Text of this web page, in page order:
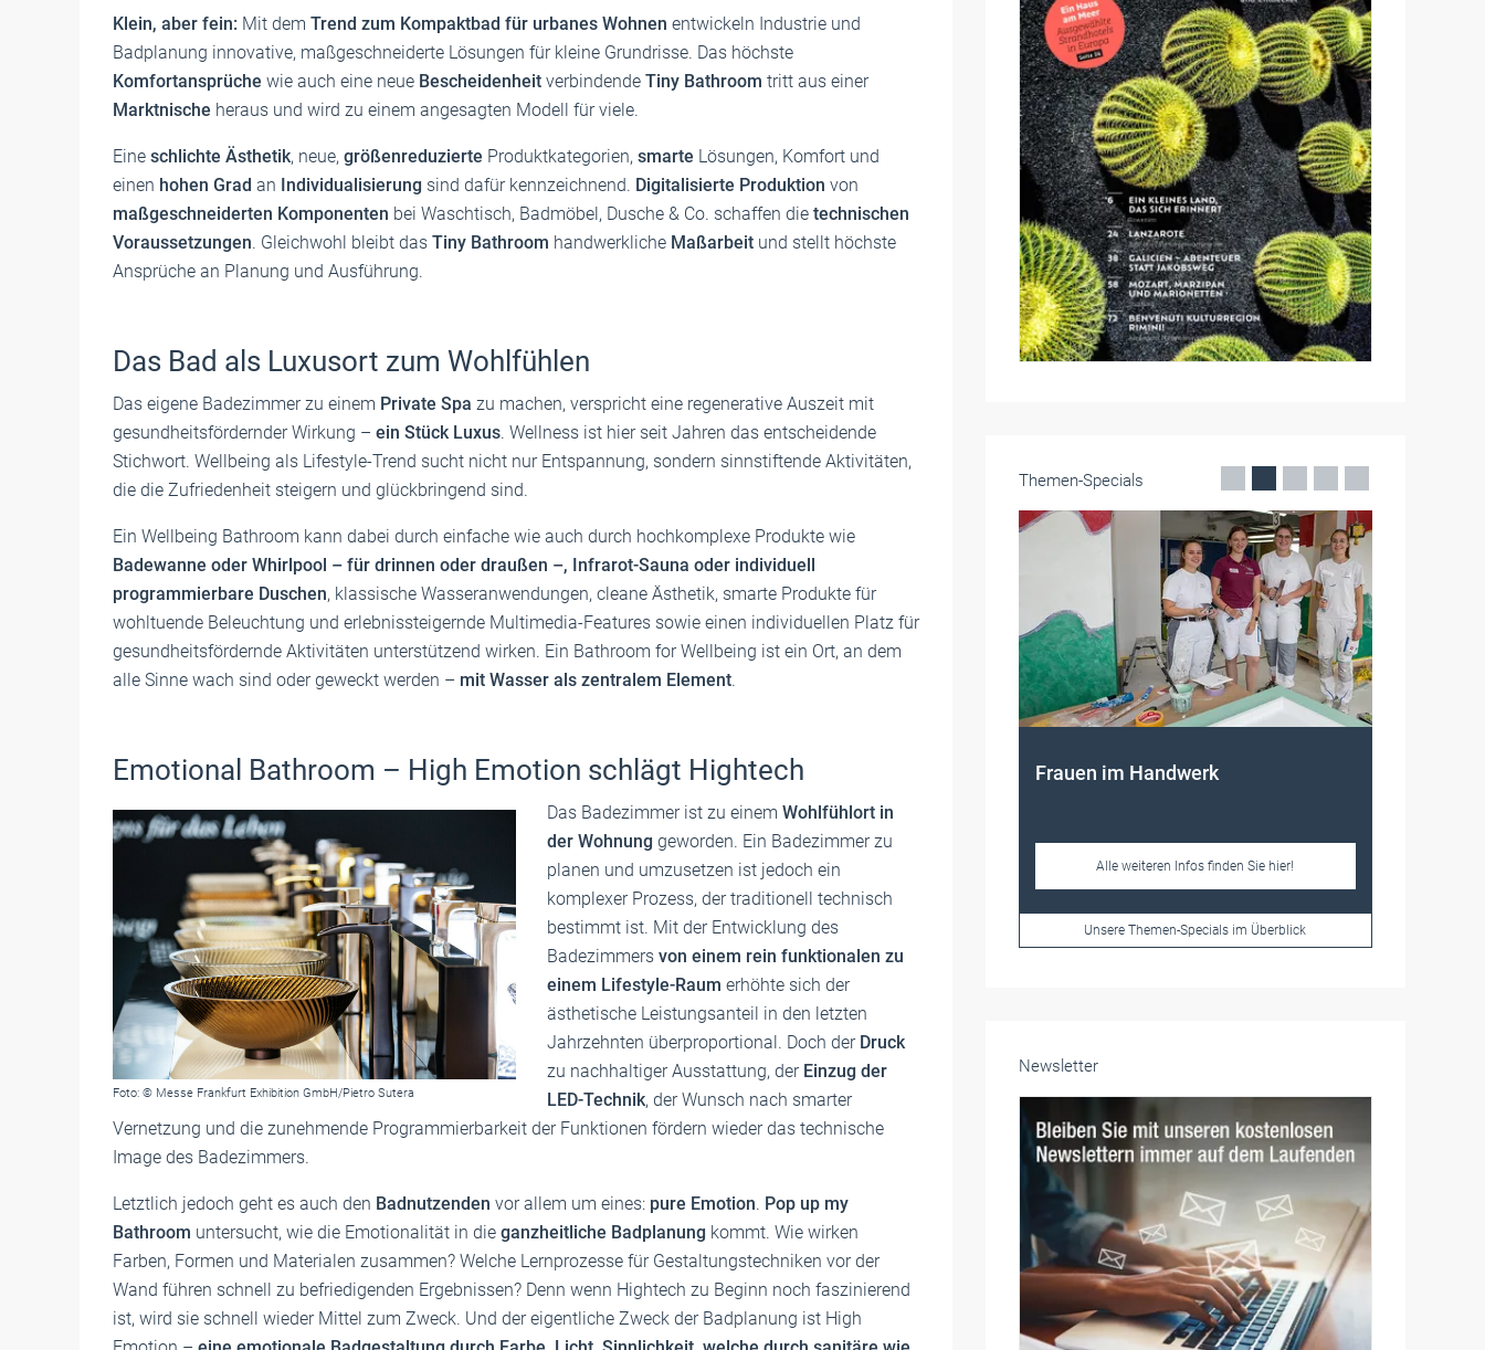
Klein, aber fein: Mit dem Trend zum Kompaktbad für urbanes Wohnen entwickeln Industrie und
Badplanung innovative, maßgeschneiderte Lösungen für kleine Grundrisse. Das höchste
Komfortansprüche wie auch eine neue Bescheidenheit verbindende Tiny Bathroom tritt aus einer
Marktnische heraus und wird zu einem angesagten Modell für viele.
Eine schlichte Ästhetik, neue, größenreduzierte Produktkategorien, smarte Lösungen, Komfort und
einen hohen Grad an Individualisierung sind dafür kennzeichnend. Digitalisierte Produktion von
maßgeschneiderten Komponenten bei Waschtisch, Badmöbel, Dusche & Co. schaffen die technischen
Voraussetzungen. Gleichwohl bleibt das Tiny Bathroom handwerkliche Maßarbeit und stellt höchste
Ansprüche an Planung und Ausführung.
Das Bad als Luxusort zum Wohlfühlen
Das eigene Badezimmer zu einem Private Spa zu machen, verspricht eine regenerative Auszeit mit
gesundheitsfördernder Wirkung – ein Stück Luxus. Wellness ist hier seit Jahren das entscheidende
Stichwort. Wellbeing als Lifestyle-Trend sucht nicht nur Entspannung, sondern sinnstiftende Aktivitäten,
die die Zufriedenheit steigern und glückbringend sind.
Ein Wellbeing Bathroom kann dabei durch einfache wie auch durch hochkomplexe Produkte wie
Badewanne oder Whirlpool – für drinnen oder draußen –, Infrarot-Sauna oder individuell
programmierbare Duschen, klassische Wasseranwendungen, cleane Ästhetik, smarte Produkte für
wohltuende Beleuchtung und erlebnissteigernde Multimedia-Features sowie einen individuellen Platz für
gesundheitsfördernde Aktivitäten unterstützend wirken. Ein Bathroom for Wellbeing ist ein Ort, an dem
alle Sinne wach sind oder geweckt werden – mit Wasser als zentralem Element.
Emotional Bathroom – High Emotion schlägt Hightech
Foto: © Messe Frankfurt Exhibition GmbH/Pietro Sutera
Das Badezimmer ist zu einem Wohlfühlort in
der Wohnung geworden. Ein Badezimmer zu
planen und umzusetzen ist jedoch ein
komplexer Prozess, der traditionell technisch
bestimmt ist. Mit der Entwicklung des
Badezimmers von einem rein funktionalen zu
einem Lifestyle-Raum erhöhte sich der
ästhetische Leistungsanteil in den letzten
Jahrzehnten überproportional. Doch der Druck
zu nachhaltiger Ausstattung, der Einzug der
LED-Technik, der Wunsch nach smarter
Vernetzung und die zunehmende Programmierbarkeit der Funktionen fördern wieder das technische
Image des Badezimmers.
Letztlich jedoch geht es auch den Badnutzenden vor allem um eines: pure Emotion. Pop up my
Bathroom untersucht, wie die Emotionalität in die ganzheitliche Badplanung kommt. Wie wirken
Farben, Formen und Materialen zusammen? Welche Lernprozesse für Gestaltungstechniken vor der
Wand führen schnell zu befriedigenden Ergebnissen? Denn wenn Hightech zu Beginn noch faszinierend
ist, wird sie schnell wieder Mittel zum Zweck. Und der eigentliche Zweck der Badplanung ist High
Themen-Specials
Frauen im Handwerk
Alle weiteren Infos finden Sie hier!
Unsere Themen-Specials im Überblick
Newsletter